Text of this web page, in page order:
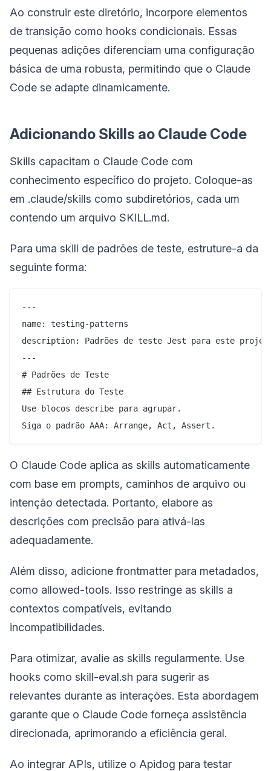
Ao construir este diretório, incorpore elementos
de transição como hooks condicionais. Essas
pequenas adições diferenciam uma configuração
básica de uma robusta, permitindo que o Claude
Code se adapte dinamicamente.
Adicionando Skills ao Claude Code
Skills capacitam o Claude Code com
conhecimento específico do projeto. Coloque-as
em .claude/skills como subdiretórios, cada um
contendo um arquivo SKILL.md.
Para uma skill de padrões de teste, estruture-a da
seguinte forma:
---
name: testing-patterns
description: Padrões de teste Jest para este
---
# Padrões de Teste
## Estrutura do Teste
Use blocos describe para agrupar.
O Claude Code aplica as skills automaticamente
com base em prompts, caminhos de arquivo ou
intenção detectada. Portanto, elabore as
descrições com precisão para ativá-las
adequadamente.
Além disso, adicione frontmatter para metadados,
como allowed-tools. Isso restringe as skills a
contextos compatíveis, evitando
incompatibilidades.
Para otimizar, avalie as skills regularmente. Use
hooks como skill-eval.sh para sugerir as
relevantes durante as interações. Esta abordagem
garante que o Claude Code forneça assistência
direcionada, aprimorando a eficiência geral.
Ao integrar APIs, utilize o Apidog para testar